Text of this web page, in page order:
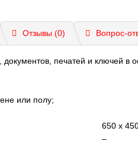
Отзывы (0) Вопрос-
печатей и ключей в
или полу;
650 x
–